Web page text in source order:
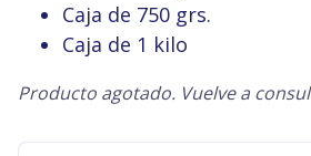
Caja de 750 grs.
Caja de 1 kilo
Producto agotado. Vuelve a